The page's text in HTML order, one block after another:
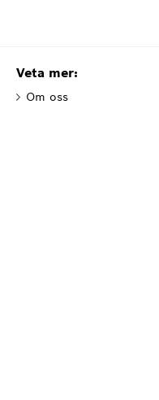
Bosch Värmepumpar
Sortimentsbroschyr